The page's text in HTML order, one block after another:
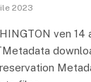
2023
ven